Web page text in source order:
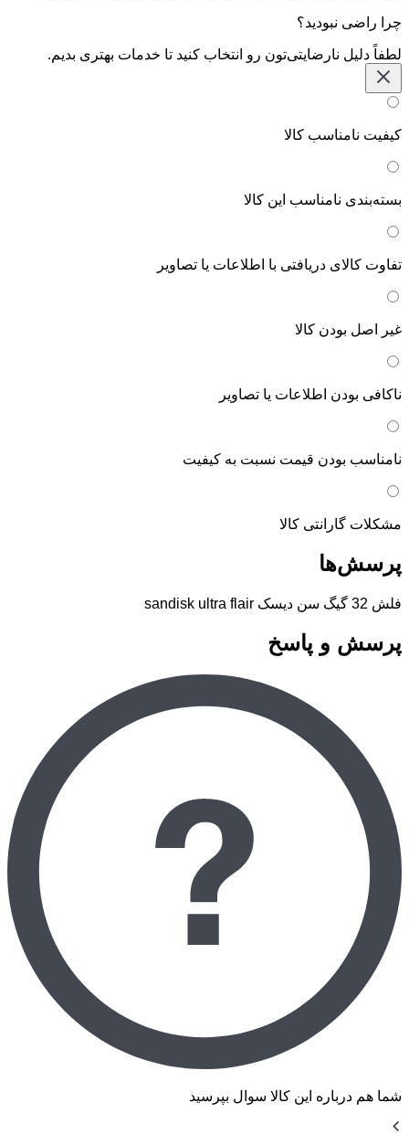
چرا راضی نبودید؟
لطفاً دلیل نارضایتی‌تون رو انتخاب کنید تا خدمات بهتری بدیم.
کیفیت نامناسب کالا
بسته‌بندی نامناسب این کالا
تفاوت کالای دریافتی با اطلاعات یا تصاویر
غیر اصل بودن کالا
ناکافی بودن اطلاعات یا تصاویر
نامناسب بودن قیمت نسبت به کیفیت
مشکلات گارانتی کالا
پرسش‌ها
فلش 32 گیگ سن دیسک sandisk ultra flair
پرسش و پاسخ
شما هم درباره این کالا سوال بپرسید